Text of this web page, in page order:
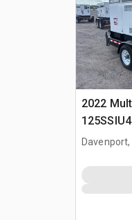
2022
Davenport,